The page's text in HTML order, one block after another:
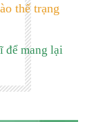
thể trạng
để mang lại